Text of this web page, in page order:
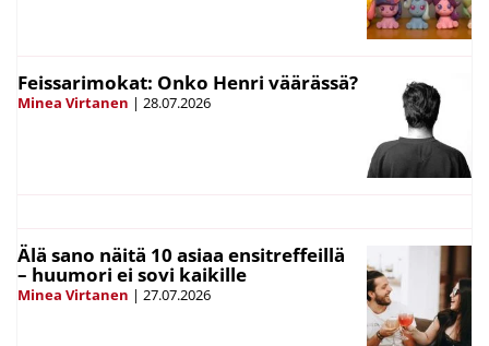
Feissarimokat: Onko Henri väärässä?
Minea Virtanen | 28.07.2026
Älä sano näitä 10 asiaa ensitreffeillä
– huumori ei sovi kaikille
Minea Virtanen | 27.07.2026